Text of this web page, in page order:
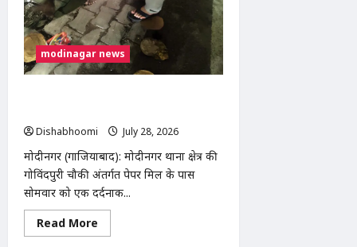
modinagar news
Dishabhoomi
July 28, 2026
मोदीनगर (गाजियाबाद): मोदीनगर थाना क्षेत्र की
गोविंदपुरी चौकी अंतर्गत पेपर मिल के पास
सोमवार को एक दर्दनाक...
Read More
more